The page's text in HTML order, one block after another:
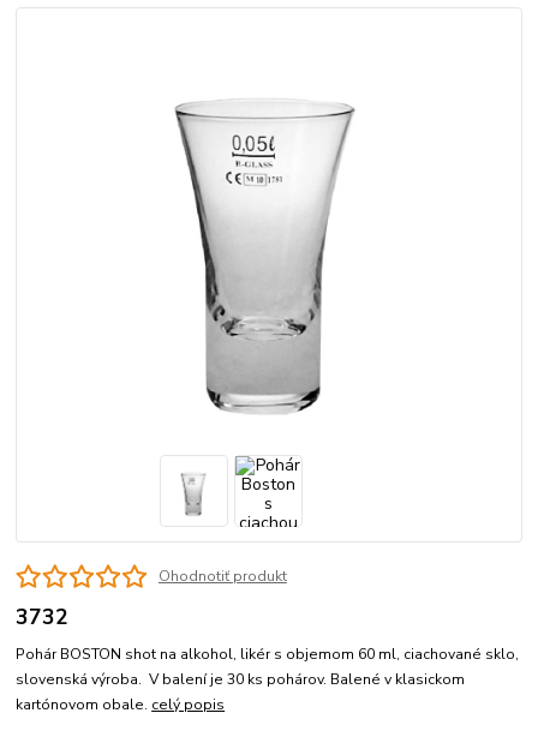
Ohodnotiť produkt
3732
Pohár BOSTON shot na alkohol, likér s objemom 60 ml, ciachované sklo,
slovenská výroba. V balení je 30 ks pohárov. Balené v klasickom
kartónovom obale. celý popis